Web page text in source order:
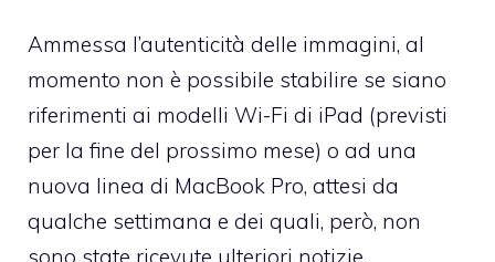
Ammessa l’autenticità delle immagini, al
momento non è possibile stabilire se siano
riferimenti ai modelli Wi-Fi di iPad (previsti
per la fine del prossimo mese) o ad una
nuova linea di MacBook Pro, attesi da
qualche settimana e dei quali, però, non
sono state ricevute ulteriori notizie.